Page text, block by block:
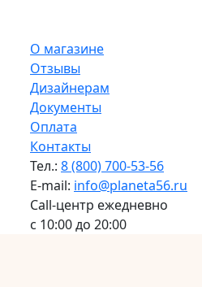
О магазине
Отзывы
Дизайнерам
Документы
Оплата
Контакты
Тел.: 8 (800) 700-53-56
E-mail: info@planeta56.ru
Call-центр ежедневно
с 10:00 до 20:00